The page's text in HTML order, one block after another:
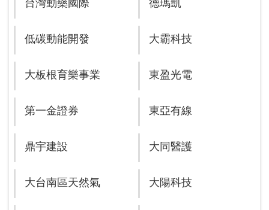
台灣動藥國際 德瑪凱
低碳動能開發 大霸科技
大板根育樂事業 東盈光電
第一金證券 東亞有線
鼎宇建設 大同醫護
大台南區天然氣 大陽科技